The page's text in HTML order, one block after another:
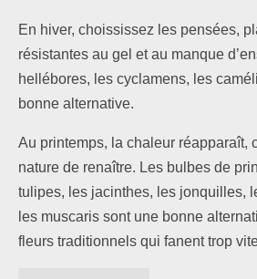
En hiver, choississez les pensées,
résistantes au gel et au manque
hellébores, les cyclamens, les
bonne alternative.
Au printemps, la chaleur réapparaît,
nature de renaître. Les bulbes de
tulipes, les jacinthes, les jonquilles,
les muscaris sont une bonne
fleurs traditionnels qui fanent trop